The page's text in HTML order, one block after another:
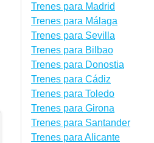
Trenes para Madrid
Trenes para Málaga
Trenes para Sevilla
Trenes para Bilbao
Trenes para Donostia
Trenes para Cádiz
Trenes para Toledo
Trenes para Girona
Trenes para Santander
Trenes para Alicante